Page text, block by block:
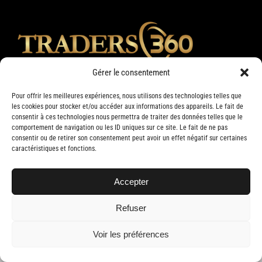
Gérer le consentement
Pour offrir les meilleures expériences, nous utilisons des technologies telles que
les cookies pour stocker et/ou accéder aux informations des appareils. Le fait de
consentir à ces technologies nous permettra de traiter des données telles que le
comportement de navigation ou les ID uniques sur ce site. Le fait de ne pas
consentir ou de retirer son consentement peut avoir un effet négatif sur certaines
caractéristiques et fonctions.
Accepter
Refuser
Voir les préférences
Copyright 2019 Traders 360 | Tous droits réservés | Conception web par
Delisoft